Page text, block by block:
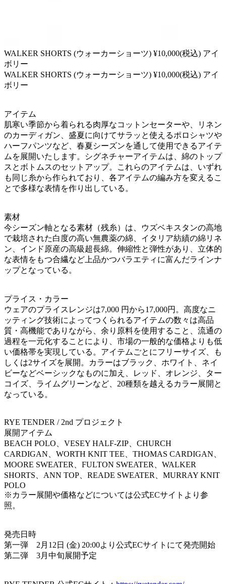
WALKER SHORTS (ウォーカーショーツ) ¥10,000(税込) アイ
ボリー
WALKER SHORTS (ウォーカーショーツ) ¥10,000(税込) アイ
ボリー
アイテム
肌寒い季節から着られる肉厚なコットンセーターや、リネン
のカーディガン、盛夏に向けてサラッと使えるポロシャツや
ハーフパンツなど、春夏シーズンを通して使用できるアイテ
ムを展開いたします。シグネチャーアイテムは、綿のトップ
スとボトムスのセットアップ。これらのアイテムは、いずれ
も同じ糸から作られており、各アイテムの編み方を変えるこ
とで多様な表情を作り出している。
素材
今シーズン軸となる素材（残糸）は、ウズベキスタンの高地
で栽培された白度の高い無農薬の綿、イタリア紡績の綿リネ
ン、インド原産の高級超長綿。伸縮性と弾性があり、立体的
な表情をもつ合繊など上品かつバラエティに富んだラインナ
ップとなっている。
プライス・カラー
ウェアのプライスレンジは7,000 円から17,000円。高度なニ
ッティング技術によってつくられるアイテムの数々は高品
質・高機能でありながら、余り原料を使用すること、流通の
過程を一元化することにより、市場の一般的な価格よりも低
い価格帯を実現している。アイテムごとにフリーサイズ、も
しくは2サイズを展開。カラーはブラック、ホワイト、ネイ
ビーなどベーシックなものに加え、レッド、オレンジ、ター
コイズ、ライムグリーンなど、20種類を越えるカラー展開と
なっている。
RYE TENDER / 2nd プロジェクト
展開アイテム
BEACH POLO、VESEY HALF-ZIP、CHURCH
CARDIGAN、WORTH KNIT TEE、THOMAS CARDIGAN、
MOORE SWEATER、FULTON SWEATER、WALKER
SHORTS、ANN TOP、READE SWEATER、MURRAY KNIT
POLO
※カラー展開や価格などについては公式ECサイトより参
照。
発売日時
第一弾 2月12日 (金) 20:00より公式ECサイトにて発売開始
第二弾 3月中旬展開予定